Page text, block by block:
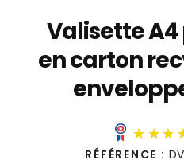
Valisette
en carton
RÉFÉRENCE :